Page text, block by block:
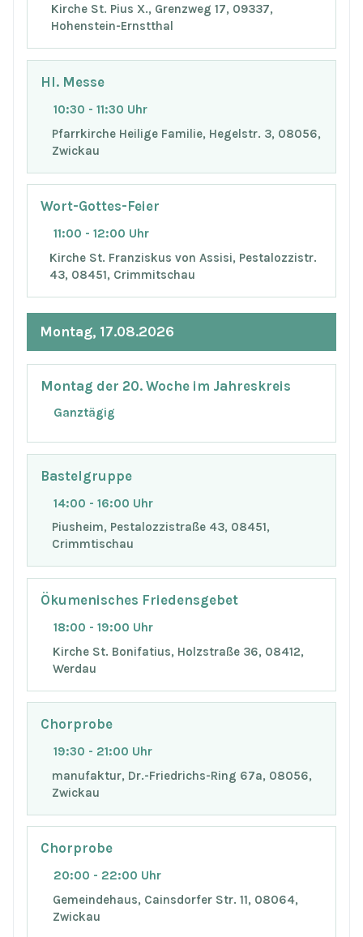
Kirche St. Pius X., Grenzweg 17, 09337,
Hohenstein-Ernstthal
Hl. Messe
10:30 - 11:30 Uhr
Pfarrkirche Heilige Familie, Hegelstr. 3, 08056,
Zwickau
Wort-Gottes-Feier
11:00 - 12:00 Uhr
Kirche St. Franziskus von Assisi, Pestalozzistr.
43, 08451, Crimmitschau
Montag, 17.08.2026
Montag der 20. Woche im Jahreskreis
Ganztägig
Bastelgruppe
14:00 - 16:00 Uhr
Piusheim, Pestalozzistraße 43, 08451,
Crimmtischau
Ökumenisches Friedensgebet
18:00 - 19:00 Uhr
Kirche St. Bonifatius, Holzstraße 36, 08412,
Werdau
Chorprobe
19:30 - 21:00 Uhr
manufaktur, Dr.-Friedrichs-Ring 67a, 08056,
Zwickau
Chorprobe
20:00 - 22:00 Uhr
Gemeindehaus, Cainsdorfer Str. 11, 08064,
Zwickau